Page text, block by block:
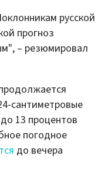
русской
прогноз
– резюмировал
сантиметровые
13 процентов
погодное
до вечера